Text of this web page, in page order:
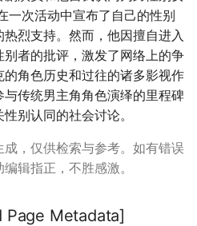
一次活动中宣布了自己的性别
烈支持。然而，他因擅自进入
者的批评，激发了网络上的争
角色历史和过往的诸多影视作
传统男主角角色演绎的里程碑
别认同的社会讨论。
，仅供检索与参考。如有错误
辑指正，不胜感激。
Page Metadata]